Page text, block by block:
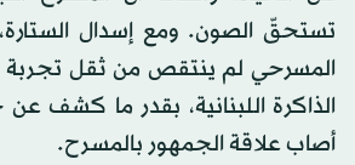
تستحقّ الصون. ومع إسدال الستارة،
المسرحي لم ينتقص من ثقل تجربة
الذاكرة اللبنانية، بقدر ما كشف
أصاب علاقة الجمهور بالمسرح.